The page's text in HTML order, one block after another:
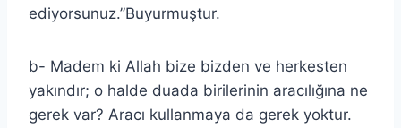
ediyorsunuz.”Buyurmuştur.
b- Madem ki Allah bize bizden ve herkesten
yakındır; o halde duada birilerinin aracılığına ne
gerek var? Aracı kullanmaya da gerek yoktur.